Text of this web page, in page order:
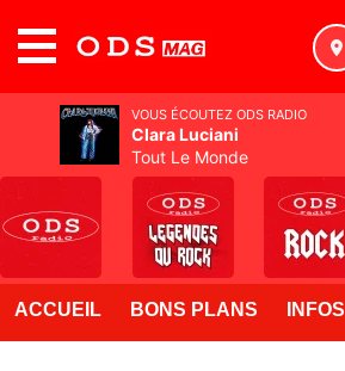
ACCUEIL BONS PLANS INFOS
VOUS ÉCOUTEZ ODS RADIO
Clara Luciani
Tout Le Monde